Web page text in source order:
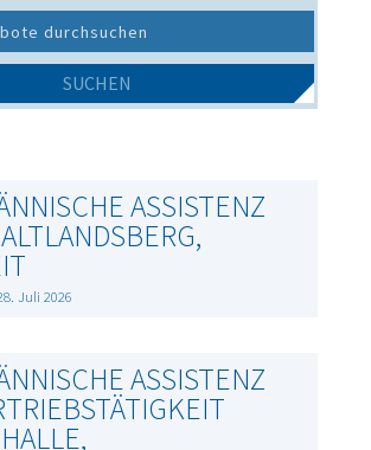
ASSISTENZ
Juli 2026
ASSISTENZ